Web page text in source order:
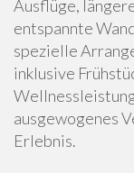
Ausflüge,
entspannte
spezielle
inklusive
ausgewogenes
Erlebnis.